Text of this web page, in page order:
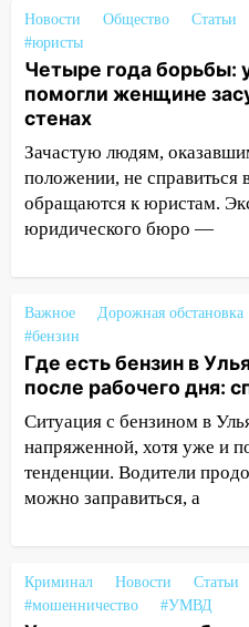
14:01
более 4,6 миллиона
судом предстанет
автоподставщиков
13:36
13:00 В суде
мужчины, которого
обвиняли в
животными
Ульяновской
провернул хитрую
проездными
12:10 Ульяновский
120 тысяч долга
11:49 Снят режим
опасность» на
области
2027 года импорт,
бензина Евро 2,
Новости Общество
Статьи
#юристы
Четыре года борьбы:
помогли женщине
стенах
Зачастую людям,
положении, не справиться
обращаются к юристам.
юридического бюро —
Важное Дорожная обстановка
#бензин
Где есть бензин в
после рабочего дня:
Ситуация с бензином в
напряженной, хотя уже и
тенденции. Водители
можно заправиться, а
Криминал Новости
Статьи
#мошенничество
#УМВД